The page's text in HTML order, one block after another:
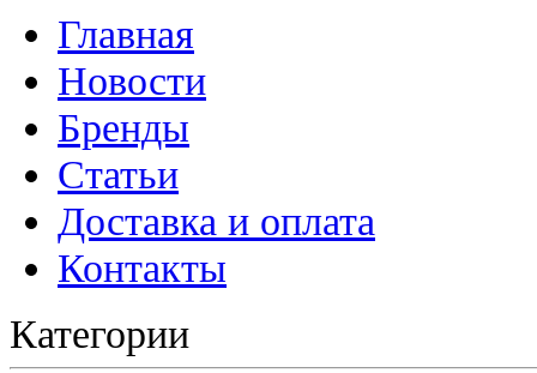
Главная
Новости
Бренды
Статьи
Доставка и оплата
Контакты
Категории